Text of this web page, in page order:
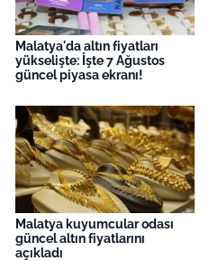
Malatya'da altın fiyatları
yükselişte: İşte 7 Ağustos
güncel piyasa ekranı!
Malatya kuyumcular odası
güncel altın fiyatlarını
açıkladı